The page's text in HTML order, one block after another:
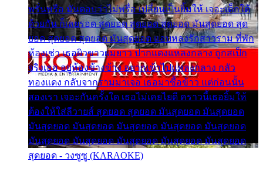
พรั่นพรือ มันตอบว่าไม่พรื่อ เปลี่ยนเป็นยิ้มให้ เจอะเด็กใต้
ด้วยกัน ก็เลยรอด สุดยอด สุดยอด สุดยอด มันสุดยอด สุด
ยอด สุดยอด สุดยอด มันสุดยอด แอบหลงรักสาวราม ที่พัก
ห้องเช่า เธอผิวขาวผมยาว ปากแดงแหลงกลาง ถูกสเป็ก
จริงเธอ อยู่ห้องข้างข้าง อยากเข้าไปแหลงกลาง กลัว
ทองแดง กลับจากรามมาเจอ เธอมาซื้อข้าว แต่ก่อนนั้น
สองเรา เจอะกันครั้งใด เธอไม่เคยไยดี คราวนี้เธอยิ้มให้
ต้องให้ใส่ลีวายส์ สุดยอด สุดยอด มันสุดยอด มันสุดยอด
มันสุดยอด มันสุดยอด มันสุดยอด มันสุดยอด มันสุดยอด
มันสุดยอด มันสุดยอด มันสุดยอด มันสุดยอด มันสุดยอด
สุดยอด - วงซูซู (KARAOKE)